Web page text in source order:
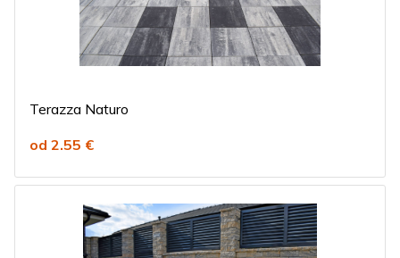
Terazza Naturo
od 2.55 €